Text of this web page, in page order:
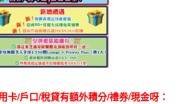
卡/戶口/稅貸有額外積分/禮券/現金呀：